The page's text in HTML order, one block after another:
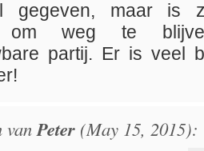
gegeven, maar is
om weg te
partij. Er is veel
vanPeter (May 15, 2015):